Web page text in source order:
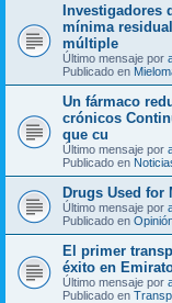
Investigadores
mínima
múltiple
Último mensaje por
Publicado en
Un fármaco
crónicos
que cu
Último mensaje por
Publicado en
Drugs Used for
Último mensaje por
Publicado en
El primer
éxito en
Último mensaje por
Publicado en